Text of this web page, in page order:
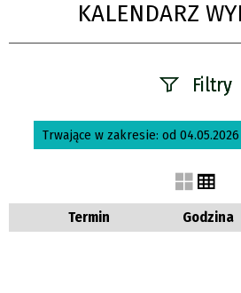
KALENDARZ
Filtry
Szukana fraza
Kategoria
Trwające w zakresie: od
Termin Godzina